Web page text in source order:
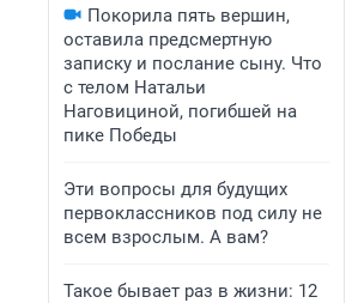
Покорила пять вершин,
оставила предсмертную
записку и послание сыну. Что
с телом Натальи
Наговициной, погибшей на
пике Победы
Эти вопросы для будущих
первоклассников под силу не
всем взрослым. А вам?
Такое бывает раз в жизни: 12